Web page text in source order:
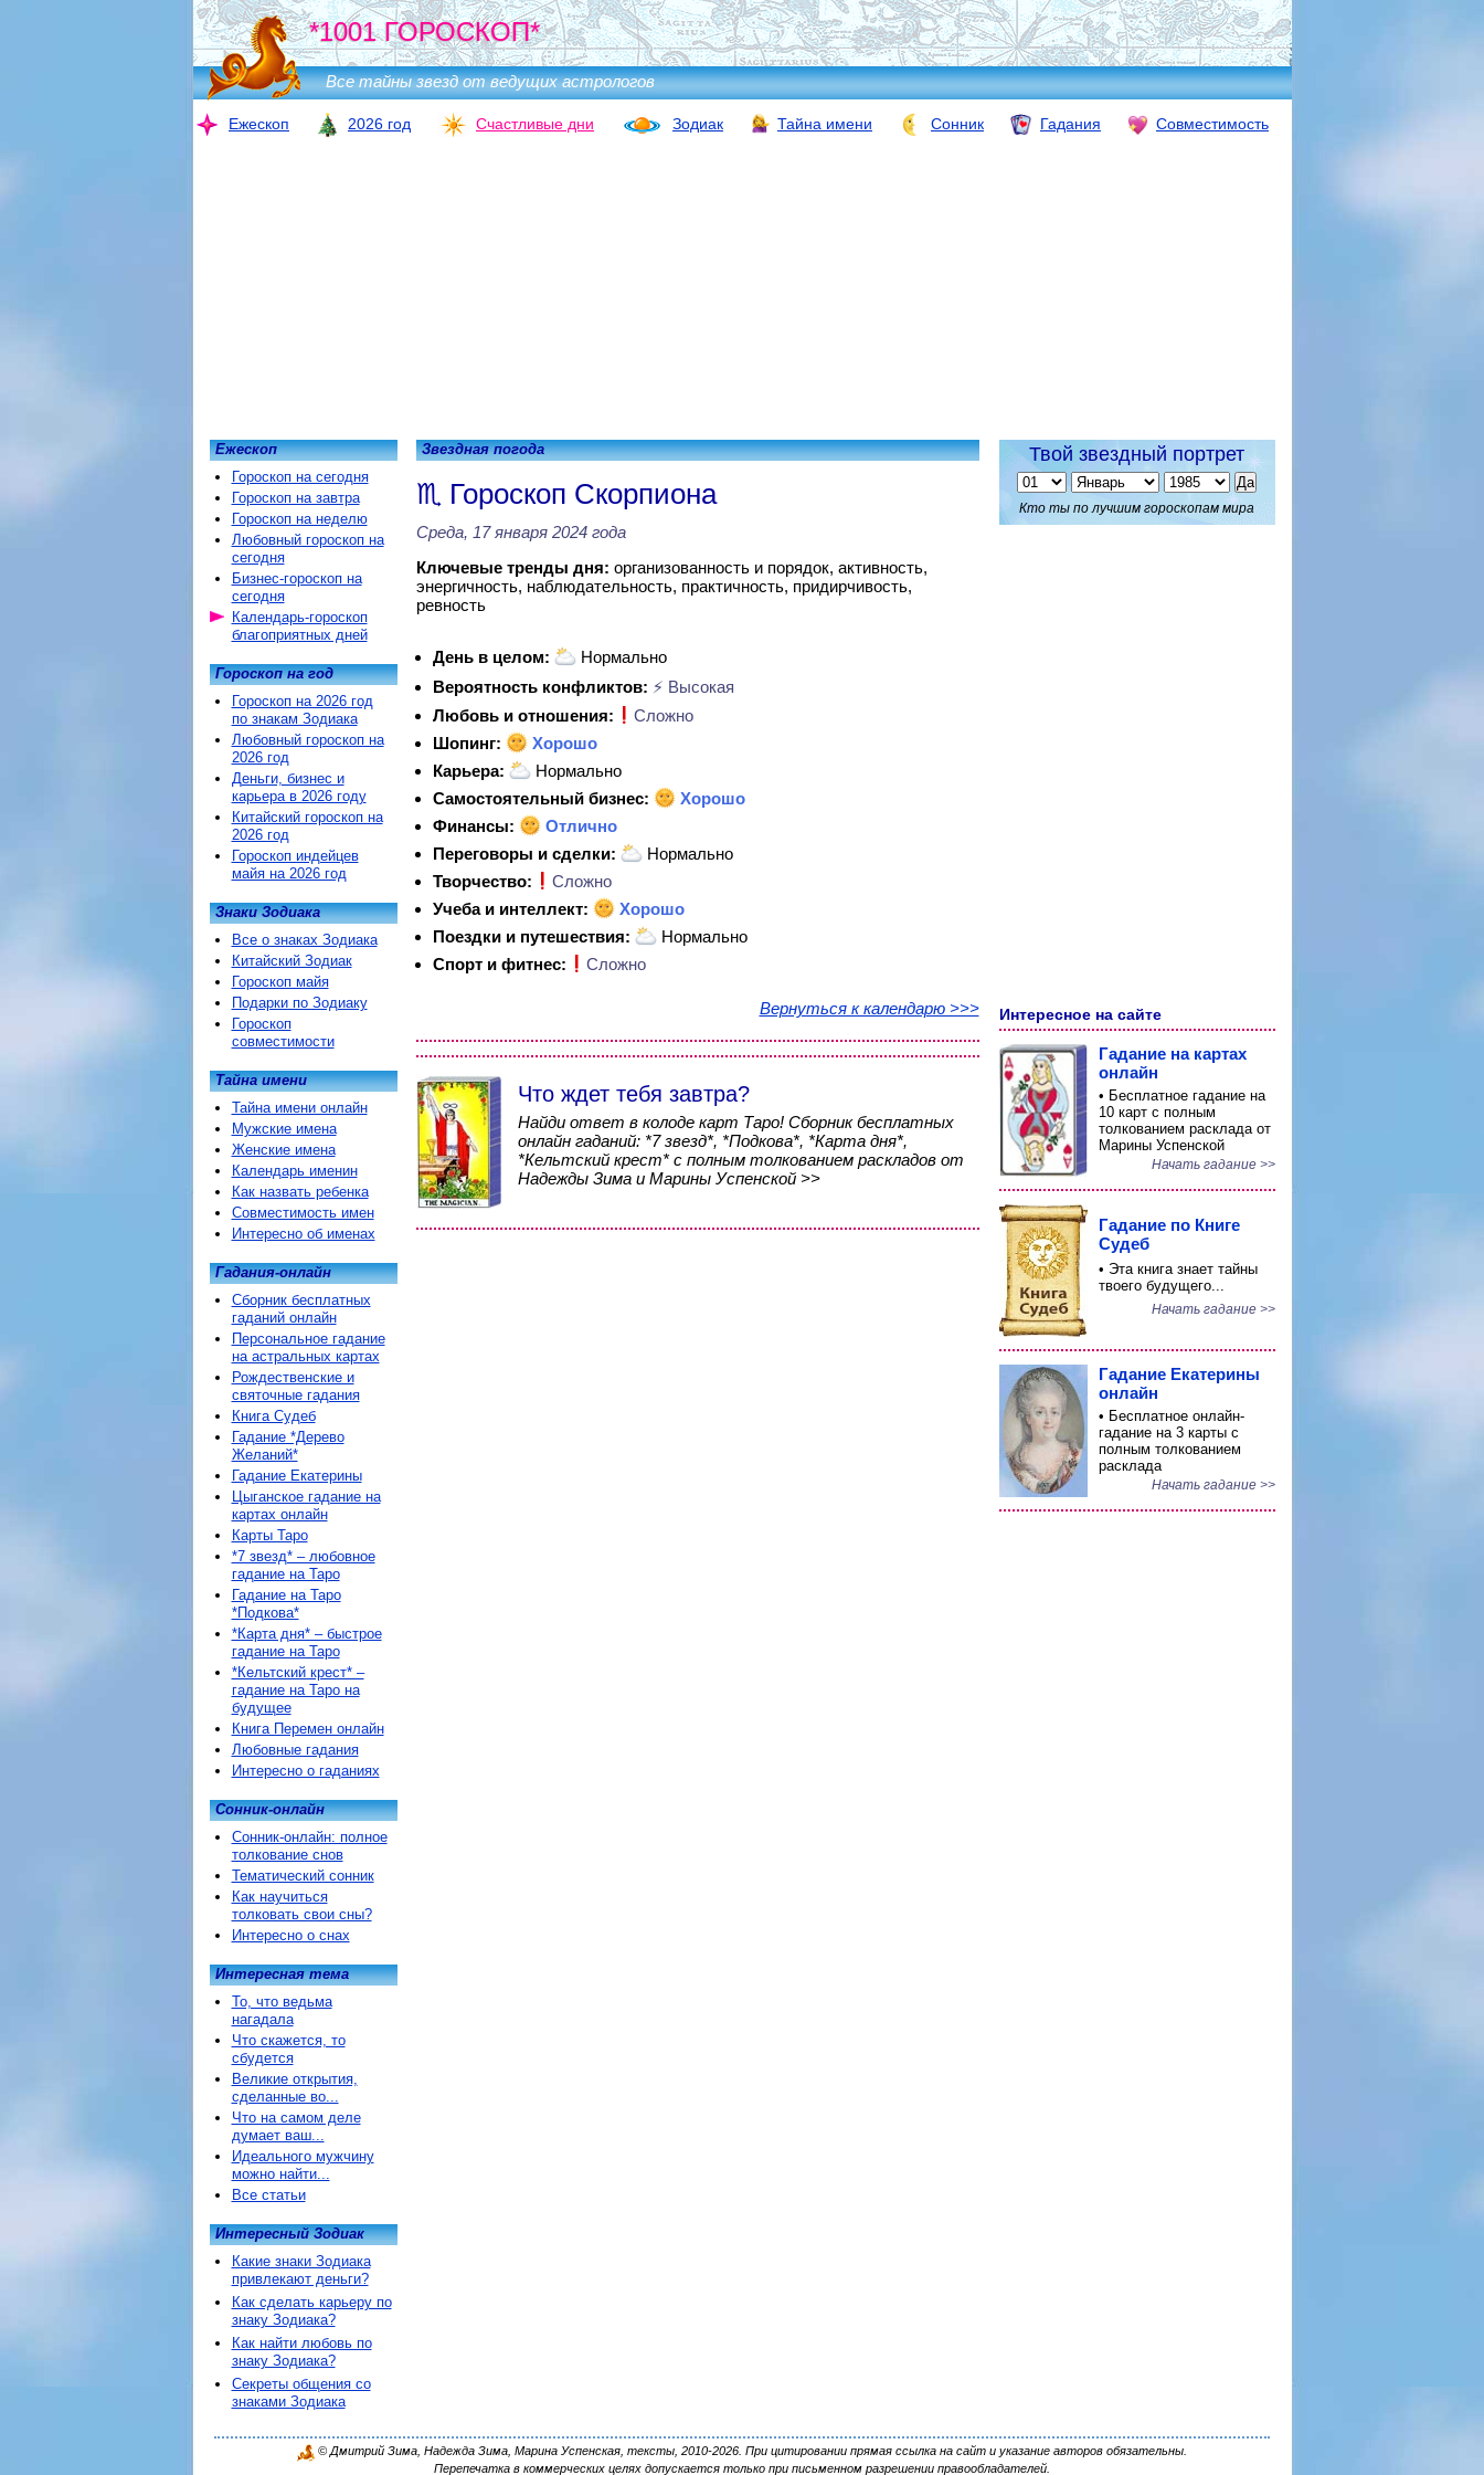
*1001 ГОРОСКОП*
Все тайны звезд от ведущих астрологов
Ежескоп 2026 год Счастливые дни Зодиак Тайна имени Сонник Гадания Совместимость
Звездная погода
Гороскоп Скорпиона
Среда, 17 января 2024 года
Ключевые тренды дня: организованность и порядок, активность,
энергичность, наблюдательность, практичность, придирчивость,
ревность
День в целом:
Нормально
Вероятность конфликтов: ⚡ Высокая
Любовь и отношения:
Сложно
Шопинг:
Хорошо
Карьера:
Нормально
Самостоятельный бизнес:
Хорошо
Финансы:
Отлично
Переговоры и сделки:
Нормально
Творчество:
Сложно
Учеба и интеллект:
Хорошо
Поездки и путешествия:
Нормально
Спорт и фитнес:
Сложно
Вернуться к календарю >>>
Что ждет тебя завтра?
Найди ответ в колоде карт Таро! Сборник бесплатных
онлайн гаданий: *7 звезд*, *Подкова*, *Карта дня*,
*Кельтский крест* с полным толкованием раскладов от
Надежды Зима и Марины Успенской >>
Ежескоп
Гороскоп на сегодня
Гороскоп на завтра
Гороскоп на неделю
Любовный гороскоп на
сегодня
Бизнес-гороскоп на
сегодня
Календарь-гороскоп
благоприятных дней
Гороскоп на год
Гороскоп на 2026 год
по знакам Зодиака
Любовный гороскоп на
2026 год
Деньги, бизнес и
карьера в 2026 году
Китайский гороскоп на
2026 год
Гороскоп индейцев
майя на 2026 год
Знаки Зодиака
Все о знаках Зодиака
Китайский Зодиак
Гороскоп майя
Подарки по Зодиаку
Гороскоп
совместимости
Тайна имени
Тайна имени онлайн
Мужские имена
Женские имена
Календарь именин
Как назвать ребенка
Совместимость имен
Интересно об именах
Гадания-онлайн
Сборник бесплатных
гаданий онлайн
Персональное гадание
на астральных картах
Рождественские и
святочные гадания
Книга Судеб
Гадание *Дерево
Желаний*
Гадание Екатерины
Цыганское гадание на
картах онлайн
Карты Таро
*7 звезд* – любовное
гадание на Таро
Гадание на Таро
*Подкова*
*Карта дня* – быстрое
гадание на Таро
*Кельтский крест* –
гадание на Таро на
будущее
Книга Перемен онлайн
Любовные гадания
Интересно о гаданиях
Сонник-онлайн
Сонник-онлайн: полное
толкование снов
Тематический сонник
Как научиться
толковать свои сны?
Интересно о снах
Интересная тема
То, что ведьма
нагадала
Что скажется, то
сбудется
Великие открытия,
сделанные во...
Что на самом деле
думает ваш...
Идеального мужчину
можно найти...
Все статьи
Интересный Зодиак
Какие знаки Зодиака
привлекают деньги?
Как сделать карьеру по
знаку Зодиака?
Как найти любовь по
знаку Зодиака?
Секреты общения со
знаками Зодиака
Твой звездный портрет
Кто ты по лучшим гороскопам мира
Интересное на сайте
Гадание на картах
онлайн
• Бесплатное гадание на
10 карт с полным
толкованием расклада от
Марины Успенской
Начать гадание >>
Гадание по Книге
Судеб
• Эта книга знает тайны
твоего будущего...
Начать гадание >>
Гадание Екатерины
онлайн
• Бесплатное онлайн-
гадание на 3 карты с
полным толкованием
расклада
Начать гадание >>
© Дмитрий Зима, Надежда Зима, Марина Успенская, тексты, 2010-2026. При цитировании прямая ссылка на сайт и указание авторов обязательны.
Перепечатка в коммерческих целях допускается только при письменном разрешении правообладателей.